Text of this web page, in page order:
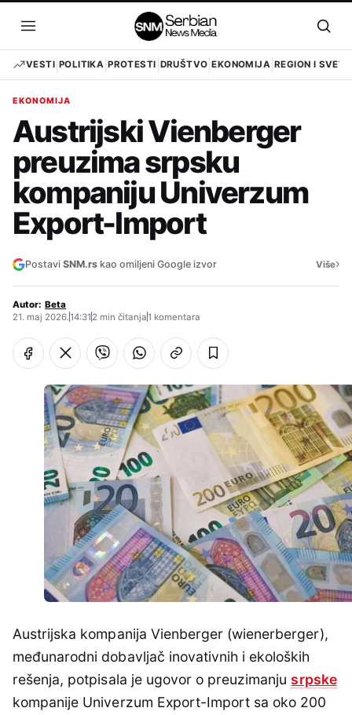
sadržaj
Otvori
meni
VESTI POLITIKA PROTESTI DRUŠTVO EKONOMIJA REGION I SVET
EKONOMIJA
Austrijski Vienberger
preuzima srpsku
kompaniju Univerzum
Export-Import
Postavi SNM.rs kao omiljeni Google izvor Više›
Autor: Beta
21. maj 2026.14:31 2 min čitanja1 komentara
Austrijska kompanija Vienberger (wienerberger),
međunarodni dobavljač inovativnih i ekoloških
rešenja, potpisala je ugovor o preuzimanjusrpske
kompanije Univerzum Export-Import sa oko 200